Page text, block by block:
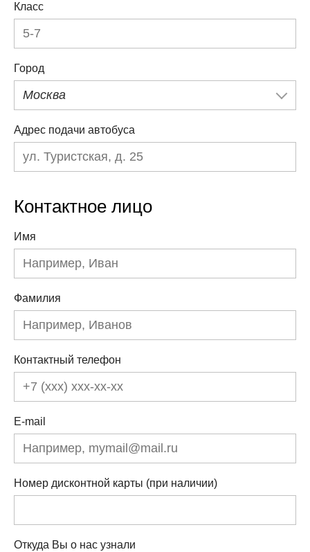
Класс
Город
Москва
Адрес подачи автобуса
Контактное лицо
Имя
Фамилия
Контактный телефон
E-mail
Номер дисконтной карты (при наличии)
Откуда Вы о нас узнали